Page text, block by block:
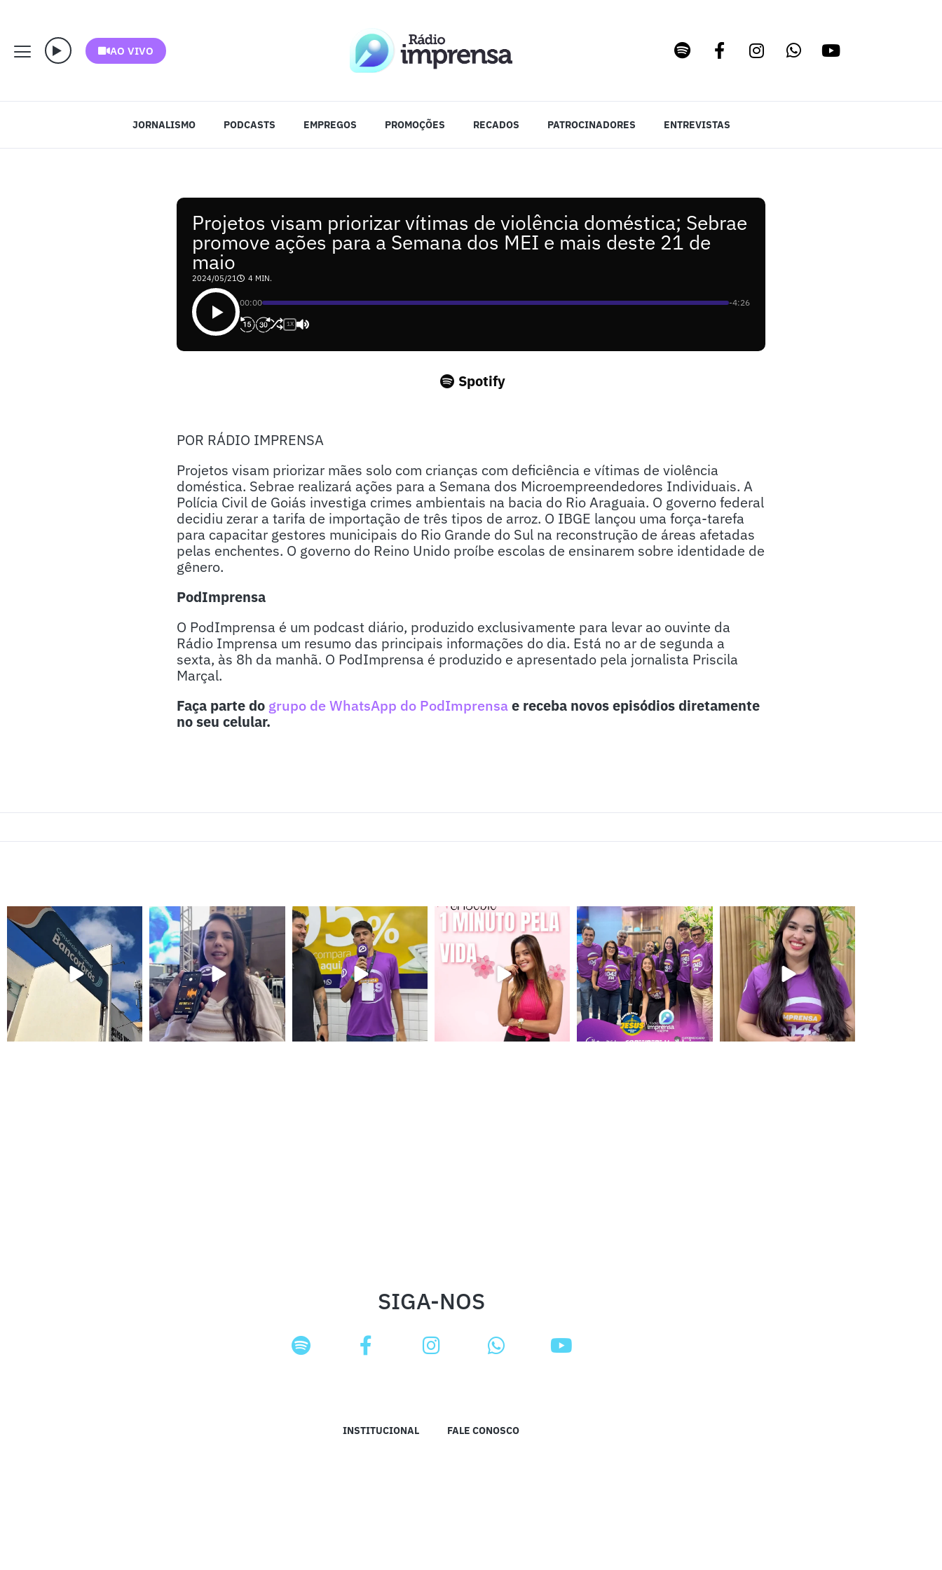
AO VIVO
JORNALISMO PODCASTS EMPREGOS PROMOÇÕES RECADOS PATROCINADORES ENTREVISTAS
Projetos visam priorizar vítimas de violência doméstica; Sebrae
promove ações para a Semana dos MEI e mais deste 21 de
maio
2024/05/21 4 MIN.
00:00 -4:26
1X
Spotify
POR RÁDIO IMPRENSA
Projetos visam priorizar mães solo com crianças com deficiência e vítimas de violência
doméstica. Sebrae realizará ações para a Semana dos Microempreendedores Individuais. A
Polícia Civil de Goiás investiga crimes ambientais na bacia do Rio Araguaia. O governo federal
decidiu zerar a tarifa de importação de três tipos de arroz. O IBGE lançou uma força-tarefa
para capacitar gestores municipais do Rio Grande do Sul na reconstrução de áreas afetadas
pelas enchentes. O governo do Reino Unido proíbe escolas de ensinarem sobre identidade de
gênero.
PodImprensa
O PodImprensa é um podcast diário, produzido exclusivamente para levar ao ouvinte da
Rádio Imprensa um resumo das principais informações do dia. Está no ar de segunda a
sexta, às 8h da manhã. O PodImprensa é produzido e apresentado pela jornalista Priscila
Marçal.
Faça parte do grupo de WhatsApp do PodImprensae receba novos episódios diretamente
no seu celular.
SIGA-NOS
INSTITUCIONAL FALE CONOSCO